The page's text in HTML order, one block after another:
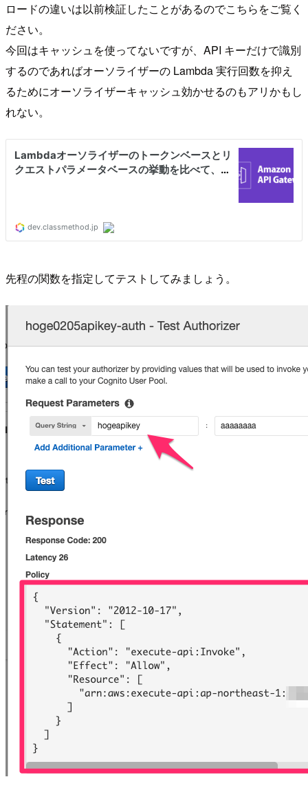
ロードの違いは以前検証したことがあるのでこちらをご覧く
ださい。
今回はキャッシュを使ってないですが、API キーだけで識別
するのであればオーソライザーの Lambda 実行回数を抑え
るためにオーソライザーキャッシュ効かせるのもアリかもし
れない。
先程の関数を指定してテストしてみましょう。